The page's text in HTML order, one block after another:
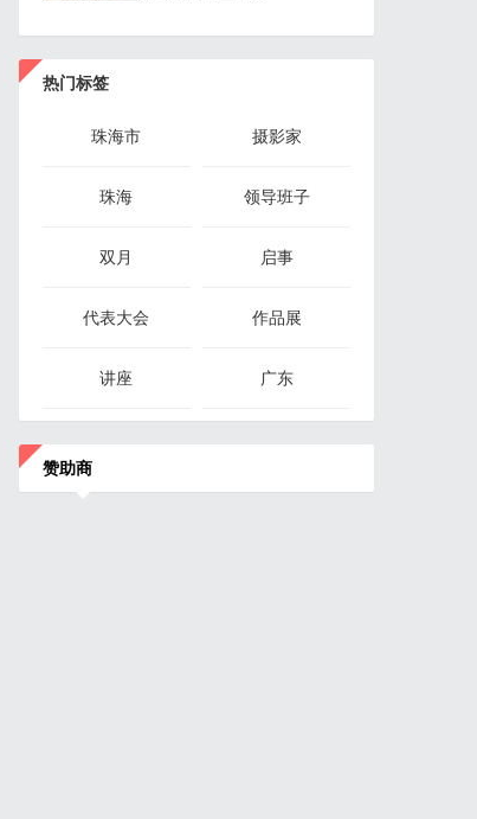
热门标签
珠海市 摄影家
珠海 领导班子
双月 启事
代表大会 作品展
讲座 广东
赞助商